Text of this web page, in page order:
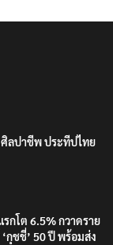
ศิลปาชีพ ประทีปไทย
กโต 6.5% กวาดราย
กุชชี่’ 50 ปี พร้อมส่ง